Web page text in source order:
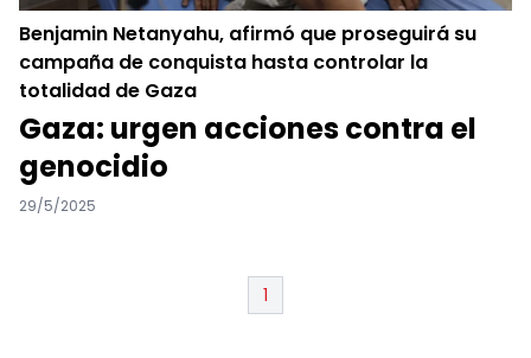
Benjamin Netanyahu, afirmó que proseguirá su
campaña de conquista hasta controlar la
totalidad de Gaza
Gaza: urgen acciones contra el
genocidio
29/5/2025
1